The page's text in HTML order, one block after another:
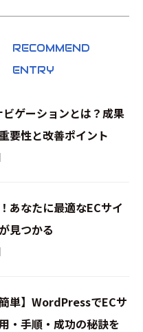
RECOMMEND
ENTRY
ゲーションとは？成果
要性と改善ポイント
あなたに最適なECサイ
見つかる
単】WordPressでECサ
・手順・成功の秘訣を